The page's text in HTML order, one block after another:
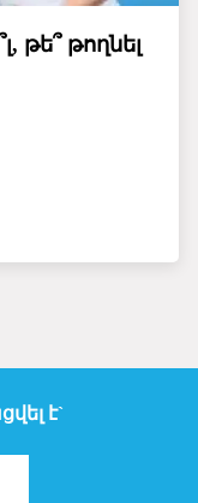
թե՞ թողնել
է`